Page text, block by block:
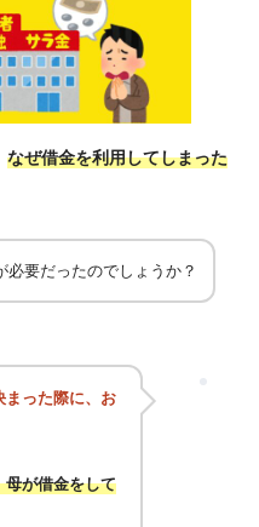
なぜ借金を利用してしまった
必要だったのでしょうか？
った際に、お
が借金をして